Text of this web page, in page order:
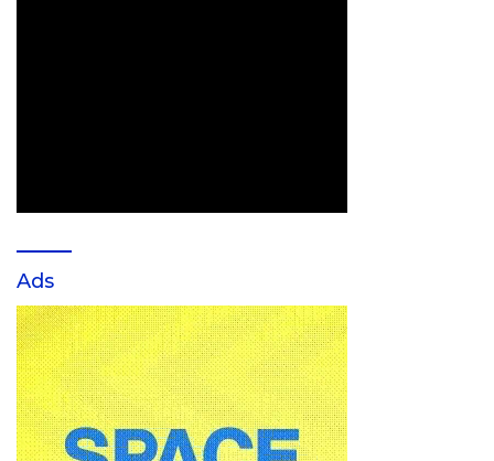
Ads